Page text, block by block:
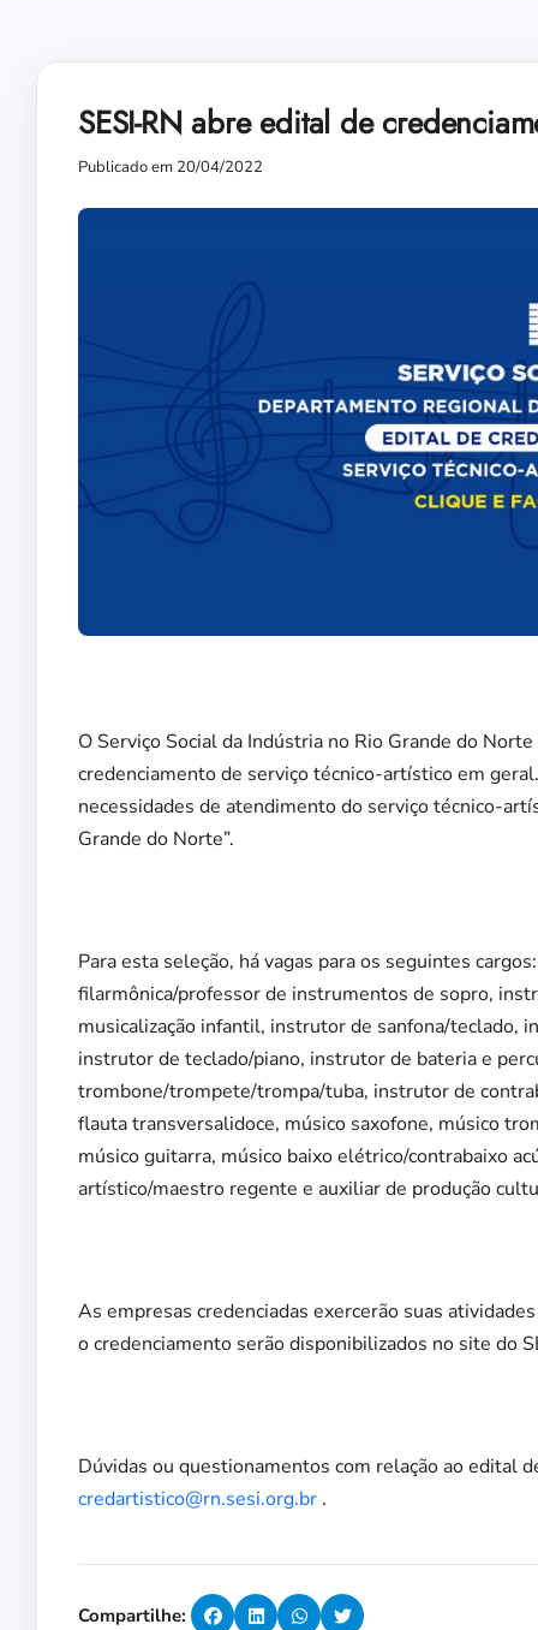
SESI-RN abre edital de
Publicado em 20/04/2022
O Serviço Social da Indústria no Rio Grande do
credenciamento de serviço técnico-artístico em
necessidades de atendimento do serviço técnico-
Grande do Norte”.
Para esta seleção, há vagas para os seguintes
filarmônica/professor de instrumentos de sopro,
musicalização infantil, instrutor de sanfona/teclado,
instrutor de teclado/piano, instrutor de bateria e
trombone/trompete/trompa/tuba, instrutor de
flauta transversalidoce, músico saxofone, músico
músico guitarra, músico baixo elétrico/contrabaixo
artístico/maestro regente e auxiliar de produção
As empresas credenciadas exercerão suas
o credenciamento serão disponibilizados no site do
Dúvidas ou questionamentos com relação ao edital
credartistico@rn.sesi.org.br .
Compartilhe: